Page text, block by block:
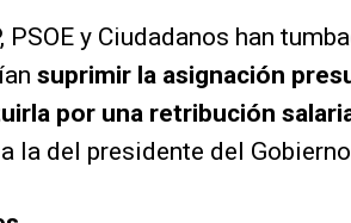
PSOE y Ciudadanos han
suprimir la asignación
por una retribución
la del presidente del